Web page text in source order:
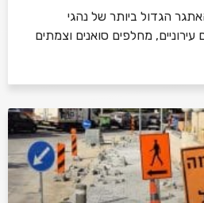
הגדול ביותר של נהגי
מחלפים סואנים וצמתים